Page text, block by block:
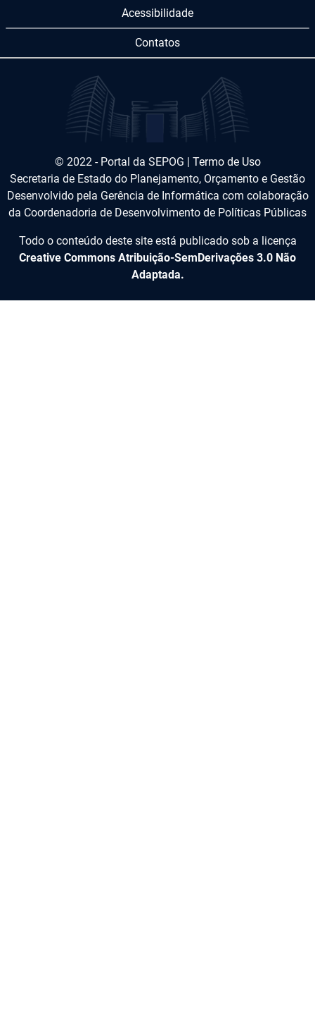
Acessibilidade
Contatos
© 2022 - Portal da SEPOG | Termo de Uso
Secretaria de Estado do Planejamento, Orçamento e Gestão
Desenvolvido pela Gerência de Informática com colaboração
da Coordenadoria de Desenvolvimento de Políticas Públicas
Todo o conteúdo deste site está publicado sob a licença
Creative Commons Atribuição-SemDerivações 3.0 Não
Adaptada.